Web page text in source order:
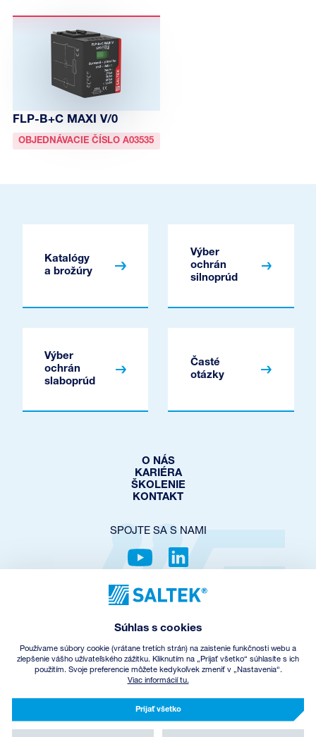
FLP-B+C MAXI V/0
OBJEDNÁVACIE ČÍSLO A03535
Katalógy
a brožúry
Výber
ochrán
silnoprúd
Výber
ochrán
slaboprúd
Časté
otázky
O NÁS
KARIÉRA
ŠKOLENIE
KONTAKT
SPOJTE SA S NAMI
OCHRANA SÚKROMIA
NASTAVENIE COOKIES
SPÄTNÝ ODBER EEZ
© Copyright2026SALTEK a.s.
CREATED BY INCUBE
Súhlas s cookies
Používame súbory cookie (vrátane tretích strán) na zaistenie funkčnosti webu a
zlepšenie vášho užívateľského zážitku. Kliknutím na „Prijať všetko“ súhlasíte s ich
použitím. Svoje preferencie môžete kedykoľvek zmeniť v „Nastavenia“.
Viac informácií tu.
Prijať všetko